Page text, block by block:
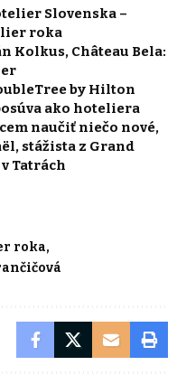
Slovenska –
roka
Kolkus, Château Bela:
by Hilton
ako hoteliera
naučiť niečo nové,
stážista z Grand
Tatrách
roka